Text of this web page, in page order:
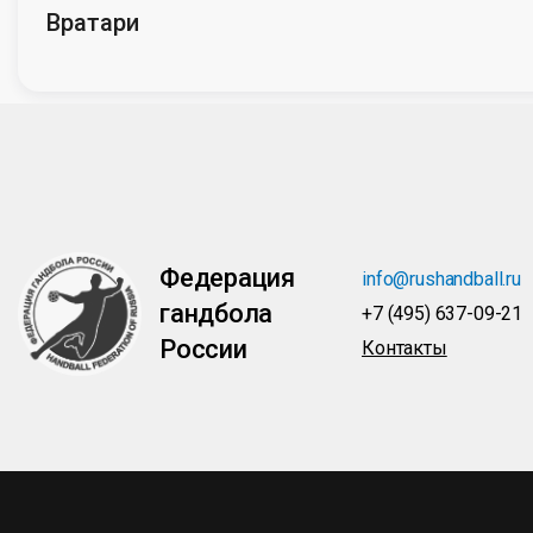
Вратари
Федерация
гандбола
России
info@rushandball.ru
+7 (495) 637-09-21
Контакты